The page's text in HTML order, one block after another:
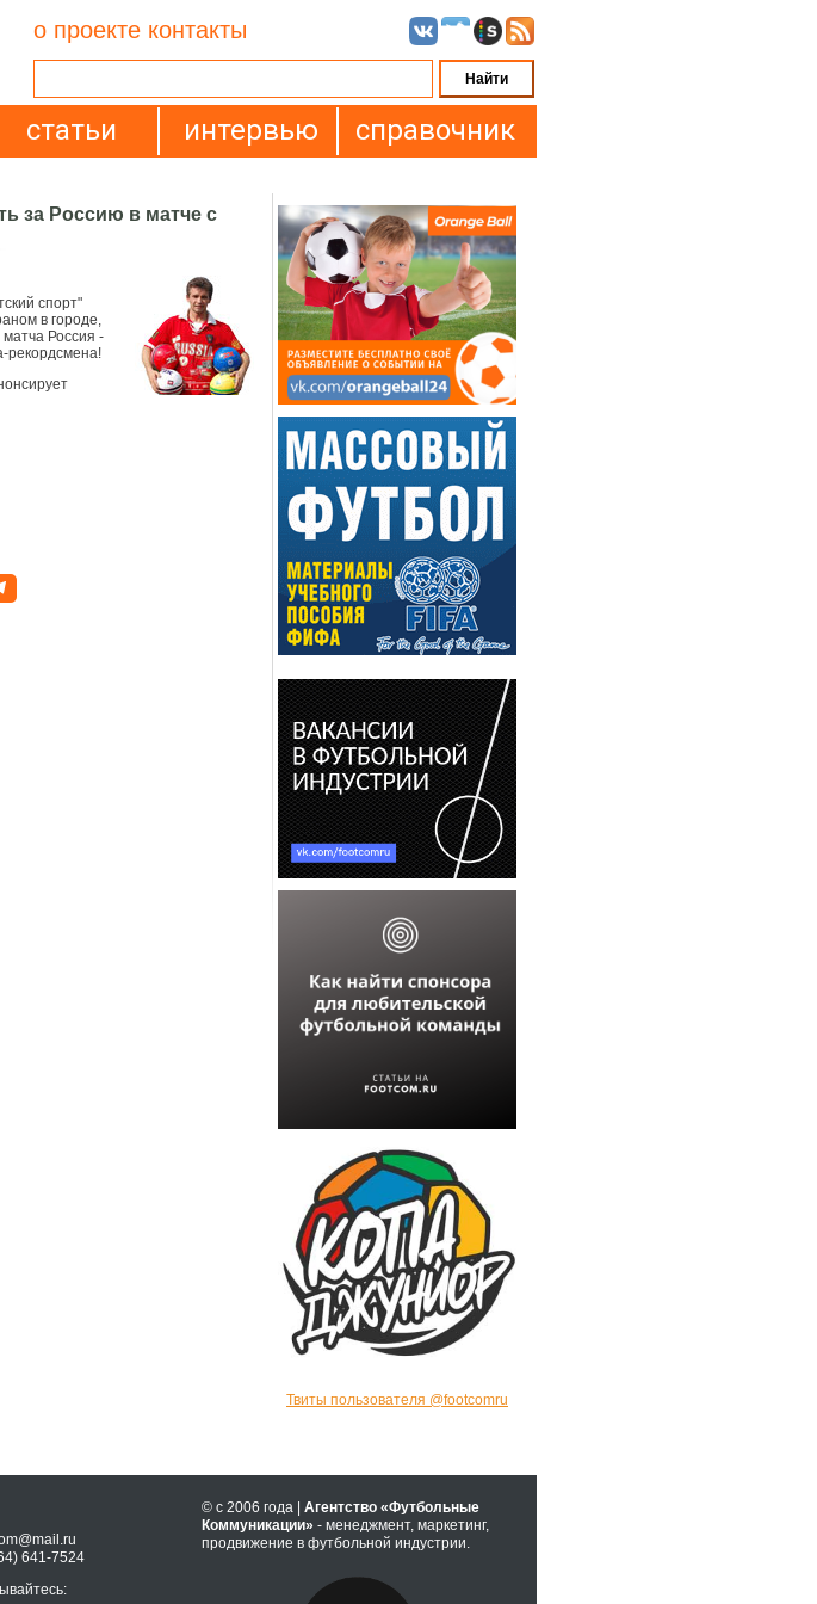
о проекте контакты
статьи интервью справочник
за Россию в матче с
спорт"
в городе,
Россия -
рекордсмена!
Твиты пользователя @footcomru
641-7524
© с 2006 года |Агентство «Футбольные
Коммуникации» - менеджмент, маркетинг,
продвижение в футбольной индустрии.